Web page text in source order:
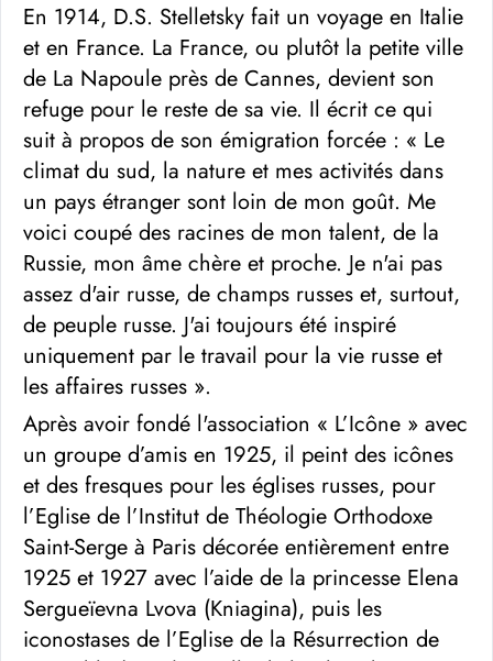
En 1914, D.S. Stelletsky fait un voyage en Italie
et en France. La France, ou plutôt la petite ville
de La Napoule près de Cannes, devient son
refuge pour le reste de sa vie. Il écrit ce qui
suit à propos de son émigration forcée : « Le
climat du sud, la nature et mes activités dans
un pays étranger sont loin de mon goût. Me
voici coupé des racines de mon talent, de la
Russie, mon âme chère et proche. Je n'ai pas
assez d'air russe, de champs russes et, surtout,
de peuple russe. J'ai toujours été inspiré
uniquement par le travail pour la vie russe et
les affaires russes ».
Après avoir fondé l'association « L’Icône » avec
un groupe d’amis en 1925, il peint des icônes
et des fresques pour les églises russes, pour
l’Eglise de l’Institut de Théologie Orthodoxe
Saint-Serge à Paris décorée entièrement entre
1925 et 1927 avec l’aide de la princesse Elena
Sergueïevna Lvova (Kniagina), puis les
iconostases de l’Eglise de la Résurrection de